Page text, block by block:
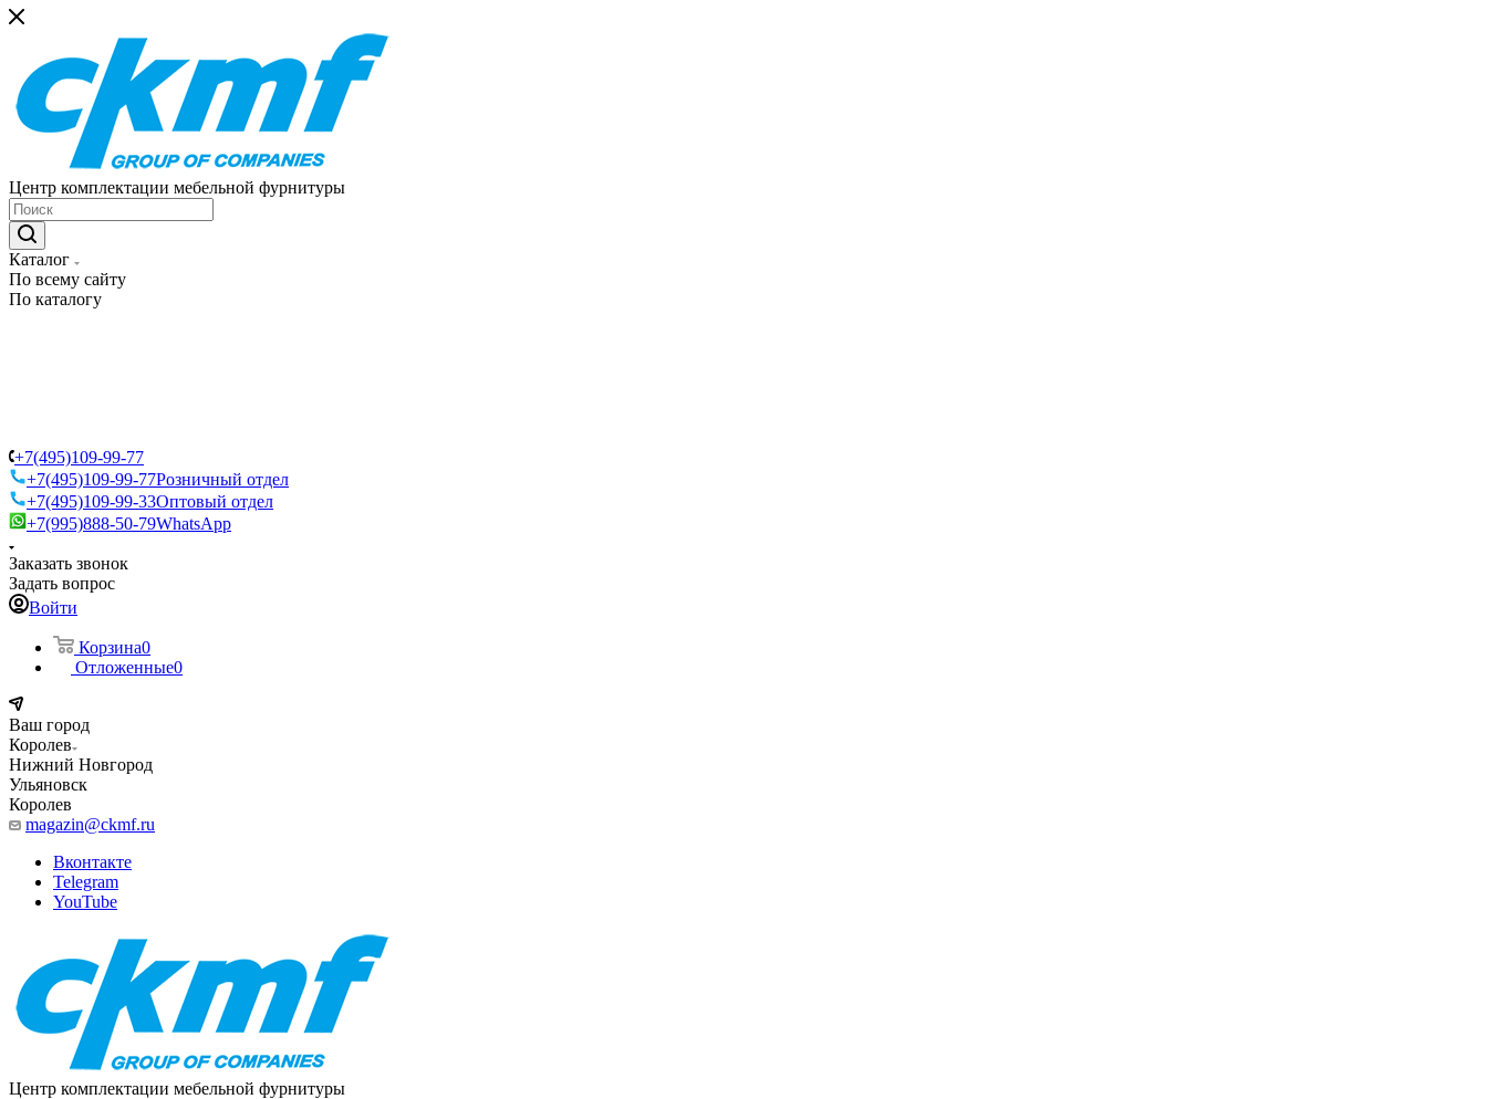
Центр комплектации мебельной фурнитуры
Каталог
По всему сайту
По каталогу
+7(495)109-99-77
+7(495)109-99-77Розничный отдел
+7(495)109-99-33Оптовый отдел
+7(995)888-50-79WhatsApp
Заказать звонок
Задать вопрос
Войти
Корзина0
Отложенные0
Ваш город
Королев
Нижний Новгород
Ульяновск
Королев
magazin@ckmf.ru
Вконтакте
Telegram
YouTube
Центр комплектации мебельной фурнитуры